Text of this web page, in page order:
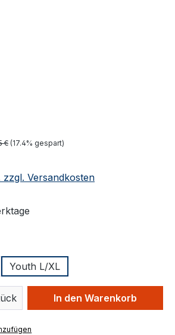
Preis:
€ (17.4% gespart)
Versandkosten
Youth L/XL
Gib den
In den Warenkorb